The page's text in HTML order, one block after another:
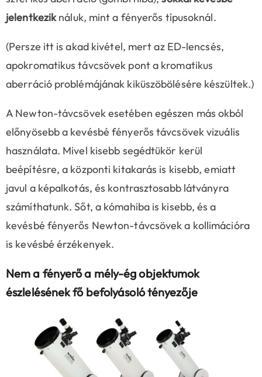
jelentkeziknáluk, mint a fényerős típusoknál.
(Persze itt is akad kivétel, mert az ED-lencsés,
apokromatikus távcsövek pont a kromatikus
aberráció problémájának kiküszöbölésére készültek.)
A Newton-távcsövek esetében egészen más okból
előnyösebb a kevésbé fényerős távcsövek vizuális
használata. Mivel kisebb segédtükör kerül
beépítésre, a központi kitakarás is kisebb, emiatt
javul a képalkotás, és kontrasztosabb látványra
számíthatunk. Sőt, a kómahiba is kisebb, és a
kevésbé fényerős Newton-távcsövek a kollimációra
is kevésbé érzékenyek.
Nem a fényerő a mély-ég objektumok
észlelésének fő befolyásoló tényezője